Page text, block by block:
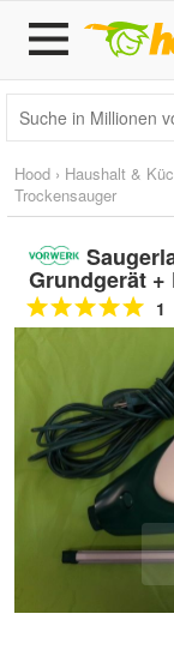
Hood › Haushalt &
Trockensauger
Grundgerät +
1